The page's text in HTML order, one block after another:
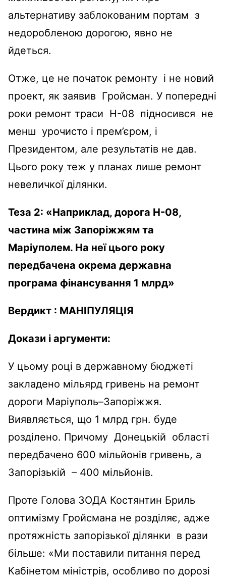
альтернативу заблокованим портам з
недоробленою дорогою, явно не
йдеться.
Отже, це не початок ремонту і не новий
проект, як заявив Гройсман. У попередні
роки ремонт траси Н-08 підносився не
менш урочисто і прем’єром, і
Президентом, але результатів не дав.
Цього року теж у планах лише ремонт
невеличкої ділянки.
Теза 2: «Наприклад, дорога Н-08,
частина між Запоріжжям та
Маріуполем. На неї цього року
передбачена окрема державна
програма фінансування 1 млрд»
Вердикт : МАНІПУЛЯЦІЯ
Докази і аргументи:
У цьому році в державному бюджеті
закладено мільярд гривень на ремонт
дороги Маріуполь–Запоріжжя.
Виявляється, що 1 млрд грн. буде
розділено. Причому Донецькій області
передбачено 600 мільйонів гривень, а
Запорізькій – 400 мільйонів.
Проте Голова ЗОДА Костянтин Бриль
оптимізму Гройсмана не розділяє, адже
протяжність запорізької ділянки в рази
більше: «Ми поставили питання перед
Кабінетом міністрів, особливо по дорозі